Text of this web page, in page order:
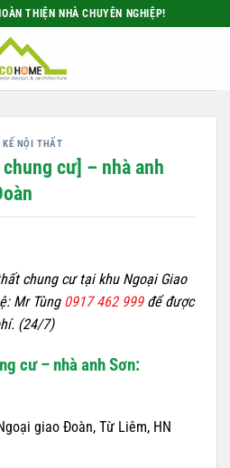
THIỆN NHÀ CHUYÊN NGHIỆP!
KẾ NỘI THẤT
cư] – nhà anh
chung cư tại khu Ngoại Giao
Mr Tùng 0917 462 999để được
(24/7)
cư – nhà anh Sơn:
giao Đoàn, Từ Liêm, HN